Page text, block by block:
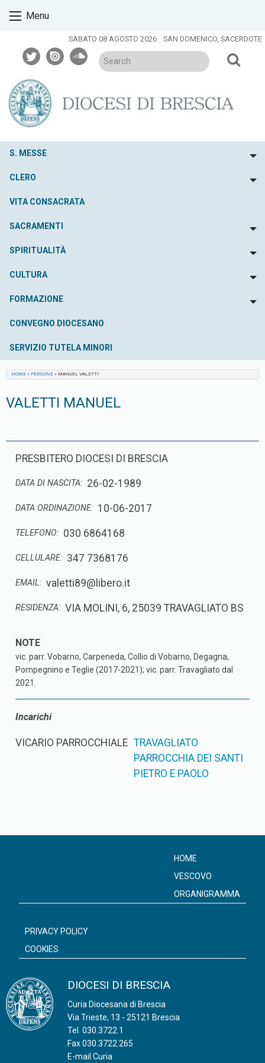
Menu
SABATO 08 AGOSTO 2026 SAN DOMENICO, SACERDOTE
twitterissuusoundcloud
S. MESSE
CLERO
VITA CONSACRATA
SACRAMENTI
SPIRITUALITÀ
CULTURA
FORMAZIONE
CONVEGNO DIOCESANO
SERVIZIO TUTELA MINORI
HOME » PERSONE » MANUEL VALETTI
VALETTI MANUEL
PRESBITERO DIOCESI DI BRESCIA
DATA DI NASCITA: 26-02-1989
DATA ORDINAZIONE: 10-06-2017
TELEFONO: 030 6864168
CELLULARE: 347 7368176
EMAIL: valetti89@libero.it
RESIDENZA: VIA MOLINI, 6, 25039 TRAVAGLIATO BS
vic. parr. Vobarno, Carpeneda, Collio di Vobarno, Degagna,
Pompegnino e Teglie (2017-2021); vic. parr. Travagliato dal
2021.
Incarichi
VICARIO PARROCCHIALE TRAVAGLIATO
PARROCCHIA DEI SANTI
PIETRO E PAOLO
DIOCESI DI BRESCIA
Curia Diocesana di Brescia
Via Trieste, 13 - 25121 Brescia
Tel. 030.3722.1
Fax 030.3722.265
E-mail Curia
HOME
VESCOVO
ORGANIGRAMMA
PRIVACY POLICY
COOKIES